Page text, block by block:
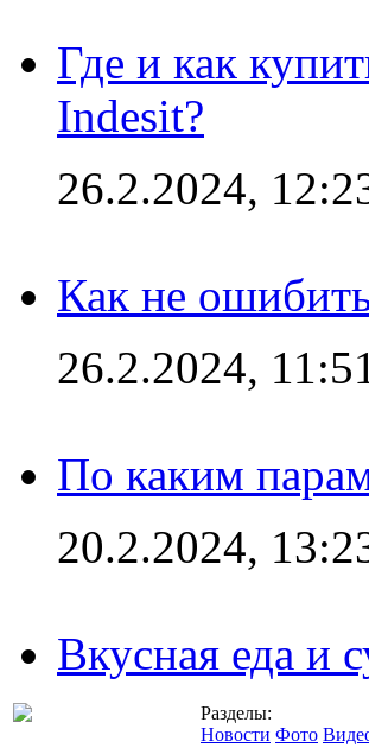
Где и как
Indesit?
26.2.2024,
Как не
26.2.2024,
По каким
20.2.2024,
Вкусная еда и
Разделы:
Новости Фото